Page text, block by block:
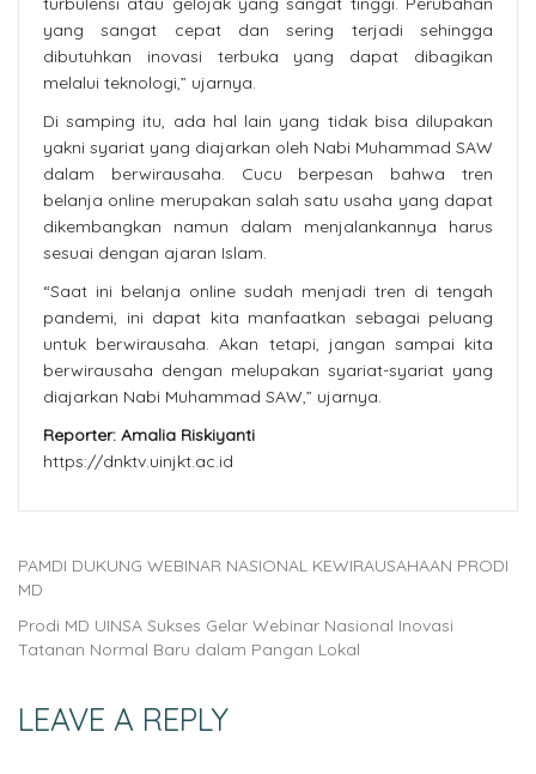
yang sangat cepat dan sering terjadi sehingga
dibutuhkan inovasi terbuka yang dapat dibagikan
melalui teknologi,” ujarnya.
Di samping itu, ada hal lain yang tidak bisa dilupakan
yakni syariat yang diajarkan oleh Nabi Muhammad SAW
dalam berwirausaha. Cucu berpesan bahwa tren
belanja online merupakan salah satu usaha yang dapat
dikembangkan namun dalam menjalankannya harus
sesuai dengan ajaran Islam.
“Saat ini belanja online sudah menjadi tren di tengah
pandemi, ini dapat kita manfaatkan sebagai peluang
untuk berwirausaha. Akan tetapi, jangan sampai kita
berwirausaha dengan melupakan syariat-syariat yang
diajarkan Nabi Muhammad SAW,” ujarnya.
Reporter: Amalia Riskiyanti
https://dnktv.uinjkt.ac.id
PAMDI DUKUNG WEBINAR NASIONAL KEWIRAUSAHAAN PRODI
MD
Prodi MD UINSA Sukses Gelar Webinar Nasional Inovasi
Tatanan Normal Baru dalam Pangan Lokal
LEAVE A REPLY